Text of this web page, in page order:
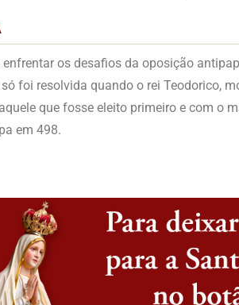
enfrentar os desafios da oposição
foi resolvida quando o rei Teodorico,
que fosse eleito primeiro e com o
em 498.